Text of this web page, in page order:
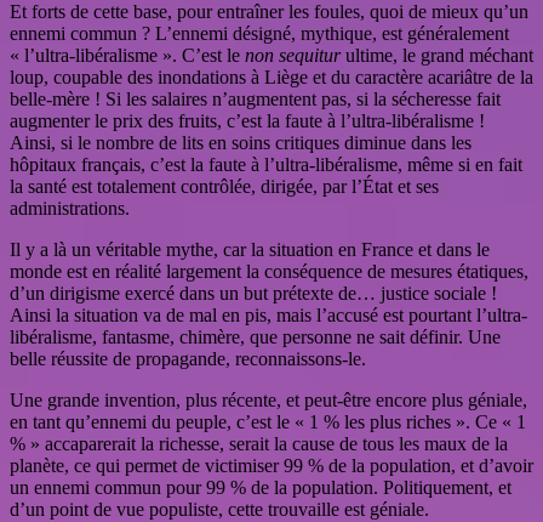
Et forts de cette base, pour entraîner les foules, quoi de mieux qu’un
ennemi commun ? L’ennemi désigné, mythique, est généralement
« l’ultra-libéralisme ». C’est le non sequiturultime, le grand méchant
loup, coupable des inondations à Liège et du caractère acariâtre de la
belle-mère ! Si les salaires n’augmentent pas, si la sécheresse fait
augmenter le prix des fruits, c’est la faute à l’ultra-libéralisme !
Ainsi, si le nombre de lits en soins critiques diminue dans les
hôpitaux français, c’est la faute à l’ultra-libéralisme, même si en fait
la santé est totalement contrôlée, dirigée, par l’État et ses
administrations.
Il y a là un véritable mythe, car la situation en France et dans le
monde est en réalité largement la conséquence de mesures étatiques,
d’un dirigisme exercé dans un but prétexte de… justice sociale !
Ainsi la situation va de mal en pis, mais l’accusé est pourtant l’ultra-
libéralisme, fantasme, chimère, que personne ne sait définir. Une
belle réussite de propagande, reconnaissons-le.
Une grande invention, plus récente, et peut-être encore plus géniale,
en tant qu’ennemi du peuple, c’est le « 1 % les plus riches ». Ce « 1
% » accaparerait la richesse, serait la cause de tous les maux de la
planète, ce qui permet de victimiser 99 % de la population, et d’avoir
un ennemi commun pour 99 % de la population. Politiquement, et
d’un point de vue populiste, cette trouvaille est géniale.